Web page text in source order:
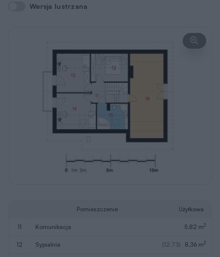
Wersja lustrzana
Wersja lustrzana
Pomieszczenie Użytkowa
11 komunikacja 5,82 m2
12 sypialnia (12,73) 8,36 m2